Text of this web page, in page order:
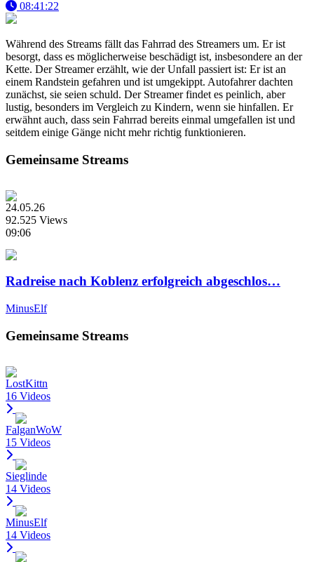
08:41:22
Während des Streams fällt das Fahrrad des Streamers um. Er ist
besorgt, dass es möglicherweise beschädigt ist, insbesondere an der
Kette. Der Streamer erzählt, wie der Unfall passiert ist: Er ist an
einem Randstein gefahren und ist umgekippt. Autofahrer dachten
zunächst, sie seien schuld. Der Streamer findet es peinlich, aber
lustig, besonders im Vergleich zu Kindern, wenn sie hinfallen. Er
erwähnt auch, dass sein Fahrrad bereits einmal umgefallen ist und
seitdem einige Gänge nicht mehr richtig funktionieren.
Gemeinsame Streams
24.05.26
92.525 Views
09:06
Radreise nach Koblenz erfolgreich abgeschlos…
MinusElf
Gemeinsame Streams
LostKittn
16 Videos
FalganWoW
15 Videos
Sieglinde
14 Videos
MinusElf
14 Videos